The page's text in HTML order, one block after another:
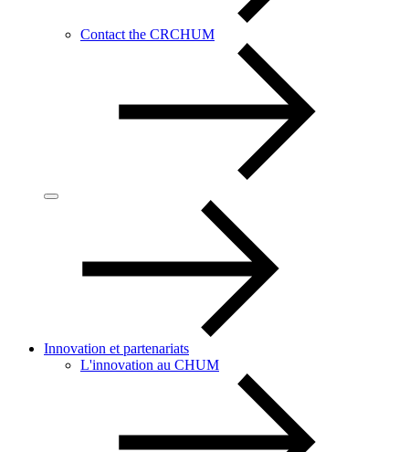
Contact the CRCHUM
Innovation et partenariats
L'innovation au CHUM